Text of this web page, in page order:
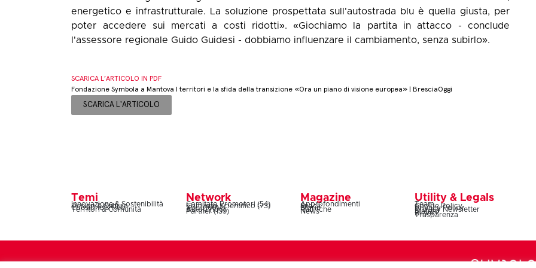
energetico e infrastrutturale. La soluzione prospettata sull'autostrada blu è quella giusta, per
poter accedere sui mercati a costi ridotti». «Giochiamo la partita in attacco - conclude
l'assessore regionale Guido Guidesi - dobbiamo influenzare il cambiamento, senza subirlo».
SCARICA L’ARTICOLO IN PDF
Fondazione Symbola a Mantova I territori e la sfida della transizione «Ora un piano di visione europea» | BresciaOggi
SCARICA L'ARTICOLO
Temi
Innovazione & Sostenibilità
Design & Cultura
Coesione & Reti
Territori & Comunità
Network
Comitato Promotori (54)
Comitato Scientifico (73)
Soci (160)
Autori (106)
Partner (139)
Magazine
Approfondimenti
Snack
Storie
Rubriche
News
Utility & Legals
Team
Cookie Policy
Privacy Policy
Privacy Newsletter
Statuto
Bilanci
Trasparenza